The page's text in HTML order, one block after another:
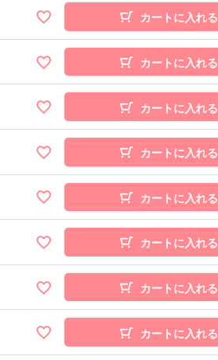
カートに入れる
カートに入れる
カートに入れる
カートに入れる
カートに入れる
カートに入れる
カートに入れる
カートに入れる